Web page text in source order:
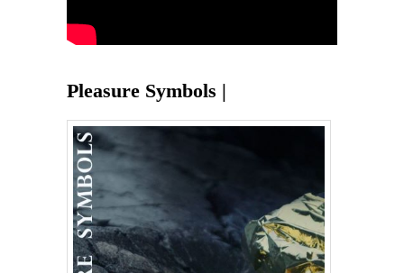
Pleasure Symbols |